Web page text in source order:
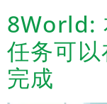
8World:
任务可
完成